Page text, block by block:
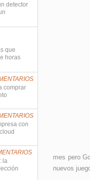
mes pero
nuevos
detector
que
horas
comprar
con
la